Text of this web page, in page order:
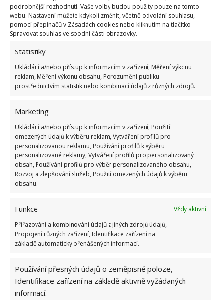
podrobnější rozhodnutí. Vaše volby budou použity pouze na tomto
webu. Nastavení můžete kdykoli změnit, včetně odvolání souhlasu,
pomocí přepínačů v Zásadách cookies nebo kliknutím na tlačítko
Spravovat souhlas ve spodní části obrazovky.
Statistiky
Ukládání a/nebo přístup k informacím v zařízení, Měření výkonu
reklam, Měření výkonu obsahu, Porozumění publiku
prostřednictvím statistik nebo kombinací údajů z různých zdrojů.
Marketing
Ukládání a/nebo přístup k informacím v zařízení, Použití
omezených údajů k výběru reklam, Vytváření profilů pro
personalizovanou reklamu, Používání profilů k výběru
personalizované reklamy, Vytváření profilů pro personalizovaný
obsah, Používání profilů pro výběr personalizovaného obsahu,
Rozvoj a zlepšování služeb, Použití omezených údajů k výběru
obsahu.
Funkce
Vždy aktivní
Přiřazování a kombinování údajů z jiných zdrojů údajů,
Propojení různých zařízení, Identifikace zařízení na
základě automaticky přenášených informací.
Používání přesných údajů o zeměpisné poloze,
Identifikace zařízení na základě aktivně vyžádaných
informací.
Přidejte svůj názor
Hana Musilová
rozhodla zůstat. Její v...[Více o
autorovi]
SOUVISEJÍCÍ ČLÁNKY
Retro kvíz o životě za socialismu: Pamětníci mají
šanci projít bez chyby. Pro ostatní bude úspěch i
Bydlení bez hranic: Mladý světoběžník si splnil